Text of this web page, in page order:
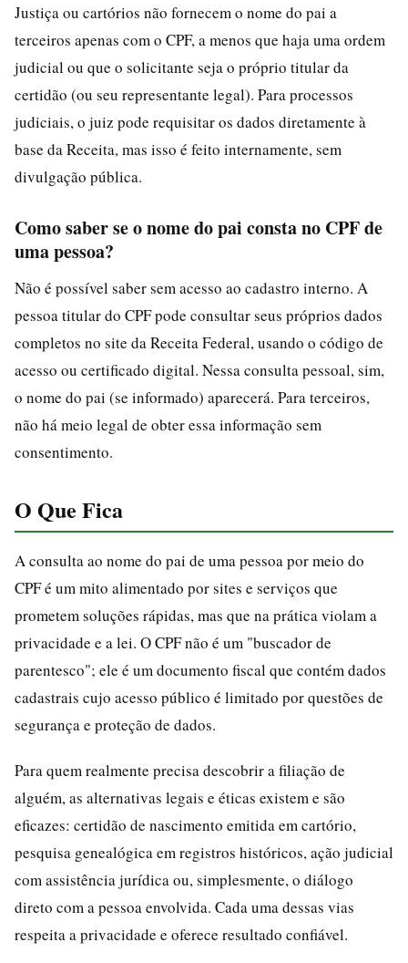
Justiça ou cartórios não fornecem o nome do pai a
terceiros apenas com o CPF, a menos que haja uma ordem
judicial ou que o solicitante seja o próprio titular da
certidão (ou seu representante legal). Para processos
judiciais, o juiz pode requisitar os dados diretamente à
base da Receita, mas isso é feito internamente, sem
divulgação pública.
Como saber se o nome do pai consta no CPF de
uma pessoa?
Não é possível saber sem acesso ao cadastro interno. A
pessoa titular do CPF pode consultar seus próprios dados
completos no site da Receita Federal, usando o código de
acesso ou certificado digital. Nessa consulta pessoal, sim,
o nome do pai (se informado) aparecerá. Para terceiros,
não há meio legal de obter essa informação sem
consentimento.
O Que Fica
A consulta ao nome do pai de uma pessoa por meio do
CPF é um mito alimentado por sites e serviços que
prometem soluções rápidas, mas que na prática violam a
privacidade e a lei. O CPF não é um "buscador de
parentesco"; ele é um documento fiscal que contém dados
cadastrais cujo acesso público é limitado por questões de
segurança e proteção de dados.
Para quem realmente precisa descobrir a filiação de
alguém, as alternativas legais e éticas existem e são
eficazes: certidão de nascimento emitida em cartório,
pesquisa genealógica em registros históricos, ação judicial
com assistência jurídica ou, simplesmente, o diálogo
direto com a pessoa envolvida. Cada uma dessas vias
respeita a privacidade e oferece resultado confiável.